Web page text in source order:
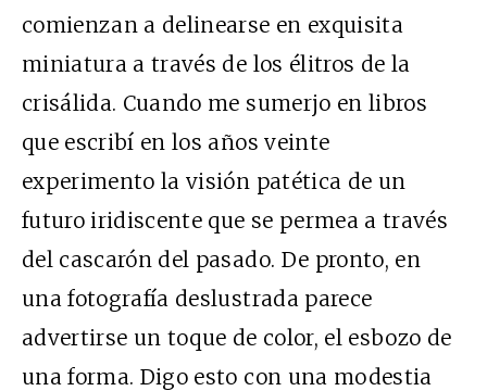
comienzan a delinearse en exquisita
miniatura a través de los élitros de la
crisálida. Cuando me sumerjo en libros
que escribí en los años veinte
experimento la visión patética de un
futuro iridiscente que se permea a través
del cascarón del pasado. De pronto, en
una fotografía deslustrada parece
advertirse un toque de color, el esbozo de
una forma. Digo esto con una modestia